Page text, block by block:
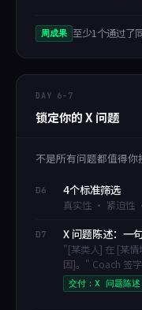
周成果 至少1个通过了
DAY 6–7
锁定你的 X 问题
不是所有问题都值得你
D6 4个标准筛选
真实性 · 紧迫性
D7 X 问题陈述：一
"[某类人] 在 [某
因]。" Coach 签
交付：X 问题陈